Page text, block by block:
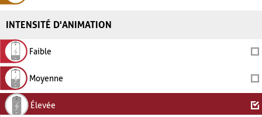
INTENSITÉ D'ANIMATION
Faible
Moyenne
Élevée